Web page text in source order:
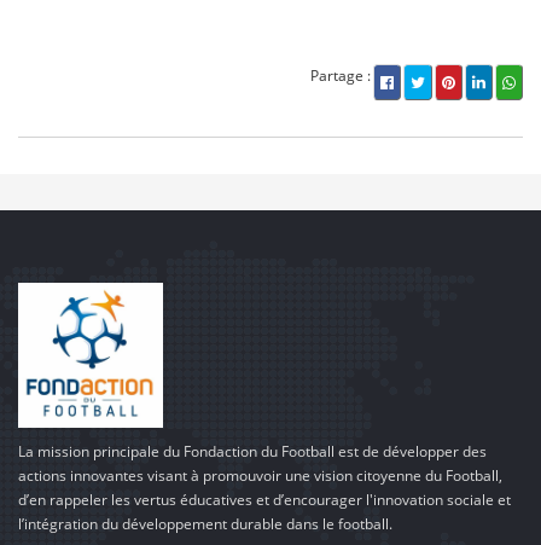
Partage :
La mission principale du Fondaction du Football est de développer des
actions innovantes visant à promouvoir une vision citoyenne du Football,
d’en rappeler les vertus éducatives et d’encourager l'innovation sociale et
l’intégration du développement durable dans le football.